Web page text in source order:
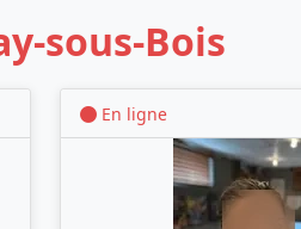
sous-Bois
En ligne